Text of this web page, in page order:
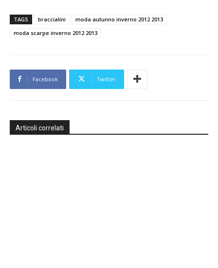
TAGS braccialini
moda autunno inverno 2012 2013
moda scarpe inverno 2012 2013
Facebook Twitter
Articoli correlati